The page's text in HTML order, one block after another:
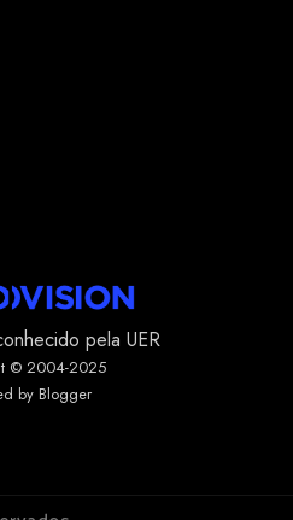
pela UER
© 2004-2025
by Blogger